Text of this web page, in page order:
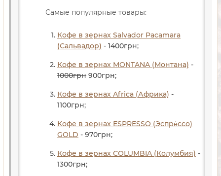
Самые популярные товары:
Кофе в зернах Salvador Pacamara
(Сальвадор) - 1400грн;
Кофе в зернах MONTANA (Монтана) -
1000грн 900грн;
Кофе в зернах Africa (Африка) -
1100грн;
Кофе в зернах ESPRESSO (Эспре́ссо)
GOLD - 970грн;
Кофе в зернах COLUMBIA (Колумбия) -
1300грн;